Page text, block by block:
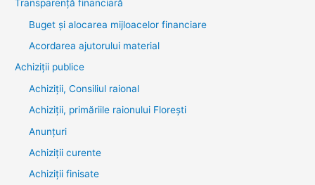
Transparenţă financiară
Buget și alocarea mijloacelor financiare
Acordarea ajutorului material
Achiziţii publice
Achiziții, Consiliul raional
Achiziții, primăriile raionului Florești
Anunțuri
Achiziții curente
Achiziții finisate